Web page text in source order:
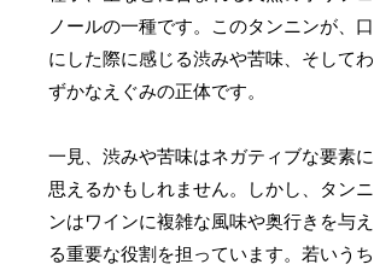
ノールの一種です。このタンニンが、口
にした際に感じる渋みや苦味、そしてわ
ずかなえぐみの正体です。
一見、渋みや苦味はネガティブな要素に
思えるかもしれません。しかし、タンニ
ンはワインに複雑な風味や奥行きを与え
る重要な役割を担っています。若いうち